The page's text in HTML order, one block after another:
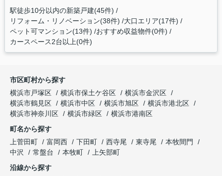
駅徒歩10分以内の新築戸建(45件)
リフォーム・リノベーション(38件) 大口エリア(17件)
ペット可マンション(13件) おすすめ収益物件(0件)
カースペース2台以上(0件)
市区町村から探す
横浜市戸塚区
横浜市保土ケ谷区
横浜市金沢区
横浜市鶴見区
横浜市中区 横浜市旭区
横浜市港北区
横浜市神奈川区
横浜市緑区
横浜市港南区
町名から探す
上菅田町
富岡西 下田町 西寺尾 東寺尾
本牧間門
中沢
常盤台 本牧町
上矢部町
沿線から探す